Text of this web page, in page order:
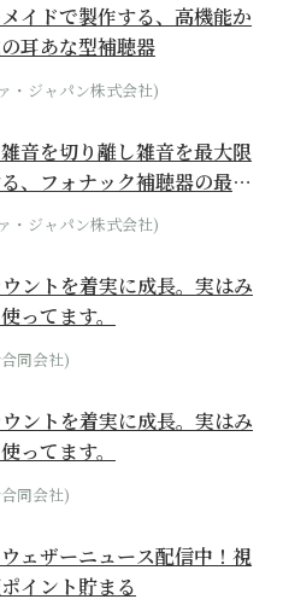
イドで製作する、高機能か
耳あな型補聴器
・ジャパン株式会社)
音を切り離し雑音を最大限
、フォナック補聴器の最上
・ジャパン株式会社)
ントを着実に成長。実はみ
ってます。
同会社)
ントを着実に成長。実はみ
ってます。
同会社)
ウェザーニュース配信中！視
イント貯まる